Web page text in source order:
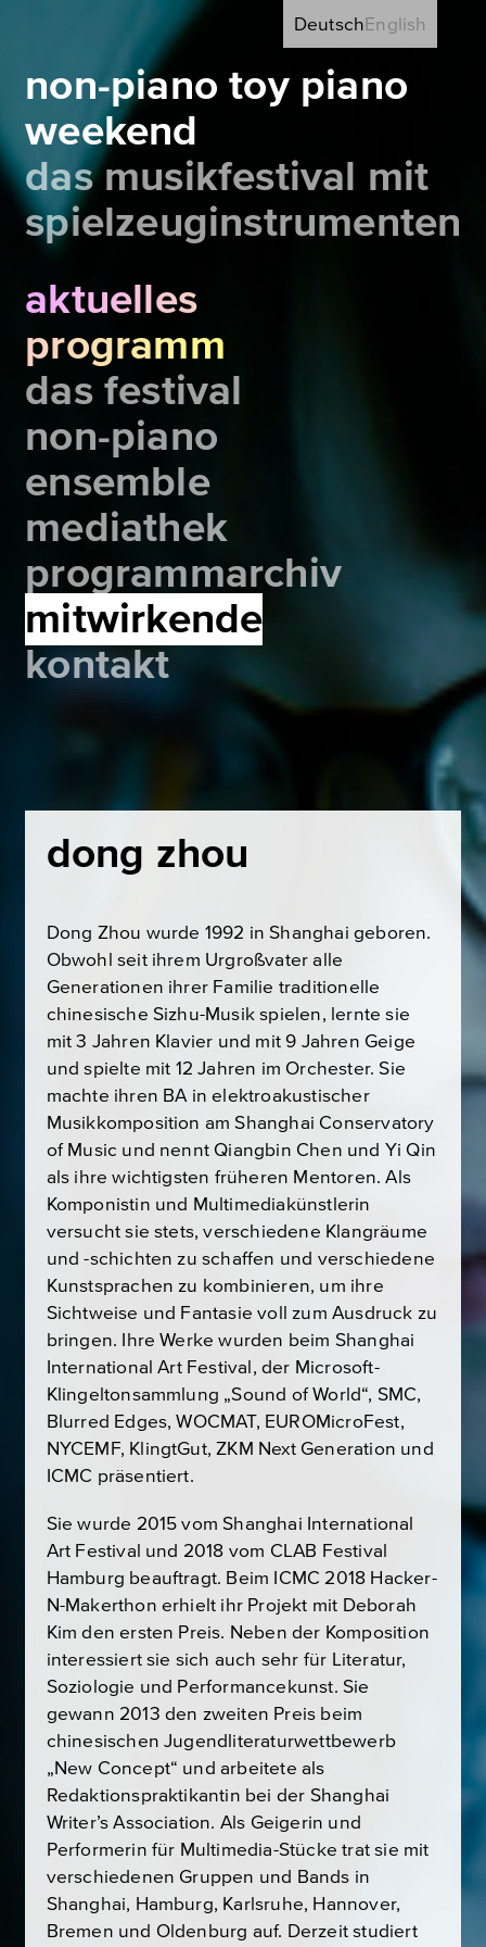
non-piano toy piano
weekend
das musikfestival mit
spielzeuginstrumenten
DeutschEnglish
aktuelles
programm
das festival
non-piano
ensemble
mediathek
programmarchiv
mitwirkende
kontakt
dong zhou
Dong Zhou wurde 1992 in Shanghai geboren.
Obwohl seit ihrem Urgroßvater alle
Generationen ihrer Familie traditionelle
chinesische Sizhu-Musik spielen, lernte sie
mit 3 Jahren Klavier und mit 9 Jahren Geige
und spielte mit 12 Jahren im Orchester. Sie
machte ihren BA in elektroakustischer
Musikkomposition am Shanghai Conservatory
of Music und nennt Qiangbin Chen und Yi Qin
als ihre wichtigsten früheren Mentoren. Als
Komponistin und Multimediakünstlerin
versucht sie stets, verschiedene Klangräume
und -schichten zu schaffen und verschiedene
Kunstsprachen zu kombinieren, um ihre
Sichtweise und Fantasie voll zum Ausdruck zu
bringen. Ihre Werke wurden beim Shanghai
International Art Festival, der Microsoft-
Klingeltonsammlung „Sound of World“, SMC,
Blurred Edges, WOCMAT, EUROMicroFest,
NYCEMF, KlingtGut, ZKM Next Generation und
ICMC präsentiert.
Sie wurde 2015 vom Shanghai International
Art Festival und 2018 vom CLAB Festival
Hamburg beauftragt. Beim ICMC 2018 Hacker-
N-Makerthon erhielt ihr Projekt mit Deborah
Kim den ersten Preis. Neben der Komposition
interessiert sie sich auch sehr für Literatur,
Soziologie und Performancekunst. Sie
gewann 2013 den zweiten Preis beim
chinesischen Jugendliteraturwettbewerb
„New Concept“ und arbeitete als
Redaktionspraktikantin bei der Shanghai
Writer’s Association. Als Geigerin und
Performerin für Multimedia-Stücke trat sie mit
verschiedenen Gruppen und Bands in
Shanghai, Hamburg, Karlsruhe, Hannover,
Bremen und Oldenburg auf. Derzeit studiert